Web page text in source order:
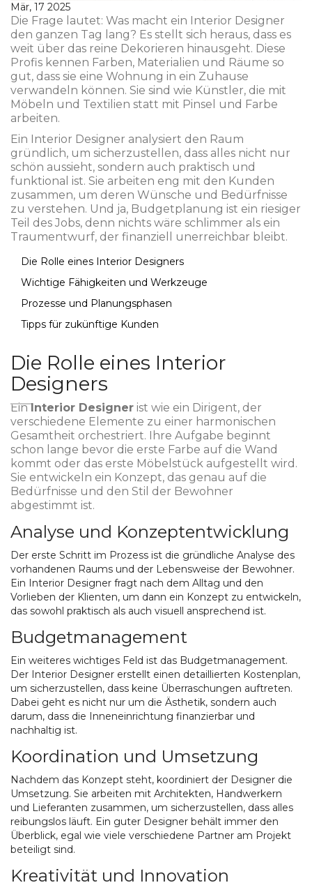
Mär, 17 2025
Die Frage lautet: Was macht ein Interior Designer
den ganzen Tag lang? Es stellt sich heraus, dass es
weit über das reine Dekorieren hinausgeht. Diese
Profis kennen Farben, Materialien und Räume so
gut, dass sie eine Wohnung in ein Zuhause
verwandeln können. Sie sind wie Künstler, die mit
Möbeln und Textilien statt mit Pinsel und Farbe
arbeiten.
Ein Interior Designer analysiert den Raum
gründlich, um sicherzustellen, dass alles nicht nur
schön aussieht, sondern auch praktisch und
funktional ist. Sie arbeiten eng mit den Kunden
zusammen, um deren Wünsche und Bedürfnisse
zu verstehen. Und ja, Budgetplanung ist ein riesiger
Teil des Jobs, denn nichts wäre schlimmer als ein
Traumentwurf, der finanziell unerreichbar bleibt.
Die Rolle eines Interior Designers
Wichtige Fähigkeiten und Werkzeuge
Prozesse und Planungsphasen
Tipps für zukünftige Kunden
Die Rolle eines Interior
Designers
EinInterior Designer ist wie ein Dirigent, der
verschiedene Elemente zu einer harmonischen
Gesamtheit orchestriert. Ihre Aufgabe beginnt
schon lange bevor die erste Farbe auf die Wand
kommt oder das erste Möbelstück aufgestellt wird.
Sie entwickeln ein Konzept, das genau auf die
Bedürfnisse und den Stil der Bewohner
abgestimmt ist.
Analyse und Konzeptentwicklung
Der erste Schritt im Prozess ist die gründliche Analyse des
vorhandenen Raums und der Lebensweise der Bewohner.
Ein Interior Designer fragt nach dem Alltag und den
Vorlieben der Klienten, um dann ein Konzept zu entwickeln,
das sowohl praktisch als auch visuell ansprechend ist.
Budgetmanagement
Ein weiteres wichtiges Feld ist das Budgetmanagement.
Der Interior Designer erstellt einen detaillierten Kostenplan,
um sicherzustellen, dass keine Überraschungen auftreten.
Dabei geht es nicht nur um die Ästhetik, sondern auch
darum, dass die Inneneinrichtung finanzierbar und
nachhaltig ist.
Koordination und Umsetzung
Nachdem das Konzept steht, koordiniert der Designer die
Umsetzung. Sie arbeiten mit Architekten, Handwerkern
und Lieferanten zusammen, um sicherzustellen, dass alles
reibungslos läuft. Ein guter Designer behält immer den
Überblick, egal wie viele verschiedene Partner am Projekt
beteiligt sind.
Kreativität und Innovation